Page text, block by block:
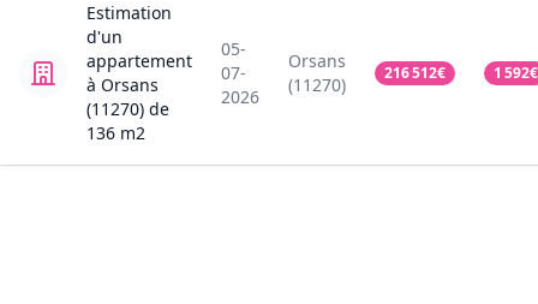
Estimation
d'un
appartement
à Orsans
(11270) de
136 m2
05-
07-
2026
Orsans
(11270)
216 512€ 1 592€